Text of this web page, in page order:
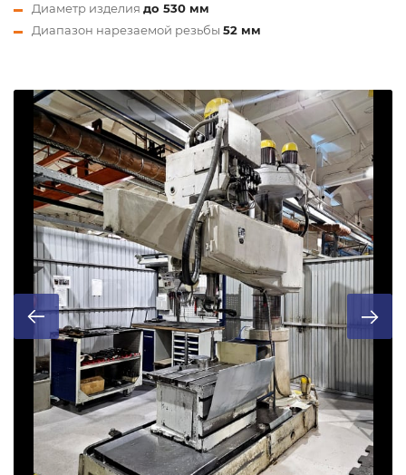
Диаметр изделия до 530 мм
Диапазон нарезаемой резьбы 52 мм